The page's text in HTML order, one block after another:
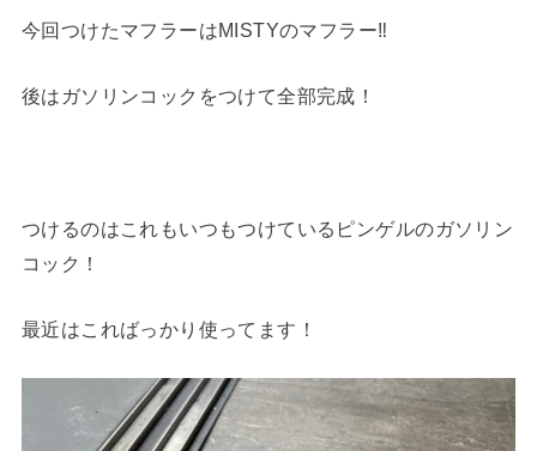
今回つけたマフラーはMISTYのマフラー‼︎
後はガソリンコックをつけて全部完成！
つけるのはこれもいつもつけているピンゲルのガソリン
コック！
最近はこればっかり使ってます！